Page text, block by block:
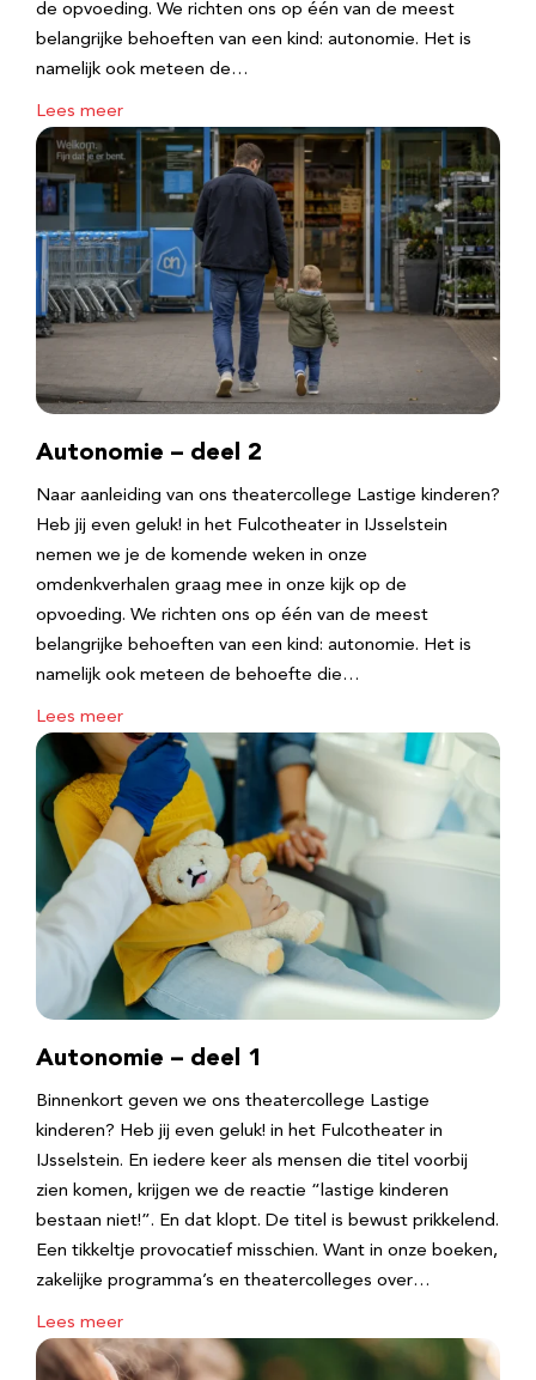
de opvoeding. We richten ons op één van de meest
belangrijke behoeften van een kind: autonomie. Het is
namelijk ook meteen de…
Lees meer
Autonomie – deel 2
Naar aanleiding van ons theatercollege Lastige kinderen?
Heb jij even geluk! in het Fulcotheater in IJsselstein
nemen we je de komende weken in onze
omdenkverhalen graag mee in onze kijk op de
opvoeding. We richten ons op één van de meest
belangrijke behoeften van een kind: autonomie. Het is
namelijk ook meteen de behoefte die…
Lees meer
Autonomie – deel 1
Binnenkort geven we ons theatercollege Lastige
kinderen? Heb jij even geluk! in het Fulcotheater in
IJsselstein. En iedere keer als mensen die titel voorbij
zien komen, krijgen we de reactie “lastige kinderen
bestaan niet!”. En dat klopt. De titel is bewust prikkelend.
Een tikkeltje provocatief misschien. Want in onze boeken,
zakelijke programma’s en theatercolleges over…
Lees meer